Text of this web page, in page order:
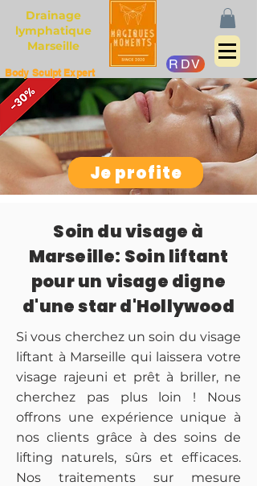
Body Sculpt Expert
Drainage
lymphatique
Marseille
RDV
Je profite
Soin du visage à
Marseille: Soin liftant
pour un visage digne
d'une star d'Hollywood
Si vous cherchez un soin du visage
liftant à Marseille qui laissera votre
visage rajeuni et prêt à briller, ne
cherchez pas plus loin ! Nous
offrons une expérience unique à
nos clients grâce à des soins de
lifting naturels, sûrs et efficaces.
Nos traitements sur mesure